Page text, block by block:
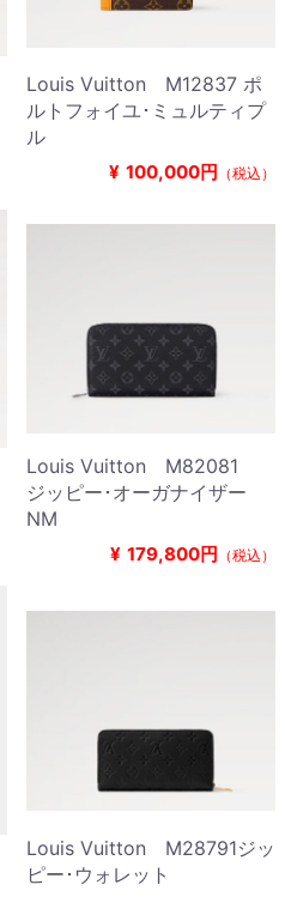
Louis Vuitton M12837 ポ
ルトフォイユ･ミュルティプ
ル
¥ 100,000円 （税込）
Louis Vuitton M82081
ジッピー･オーガナイザー
NM
¥ 179,800円 （税込）
Louis Vuitton M28791ジッ
ピー･ウォレット